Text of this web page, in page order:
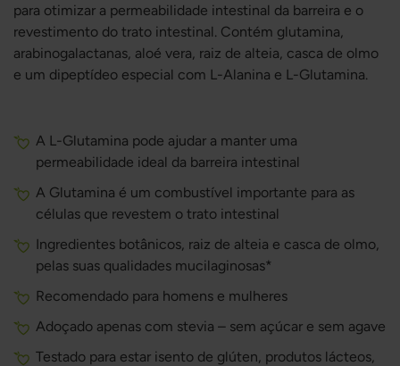
para otimizar a permeabilidade intestinal da barreira e o
revestimento do trato intestinal. Contém glutamina,
arabinogalactanas, aloé vera, raiz de alteia, casca de olmo
e um dipeptídeo especial com L-Alanina e L-Glutamina.
A L-Glutamina pode ajudar a manter uma
permeabilidade ideal da barreira intestinal
A Glutamina é um combustível importante para as
células que revestem o trato intestinal
Ingredientes botânicos, raiz de alteia e casca de olmo,
pelas suas qualidades mucilaginosas*
Recomendado para homens e mulheres
Adoçado apenas com stevia – sem açúcar e sem agave
Testado para estar isento de glúten, produtos lácteos,